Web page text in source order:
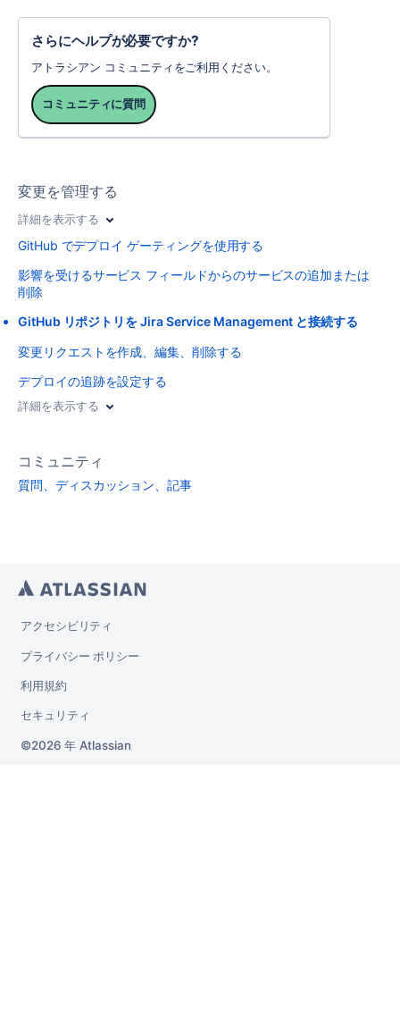
さらにヘルプが必要ですか?
アトラシアン コミュニティをご利用ください。
コミュニティに質問
変更を管理する
詳細を表示する
GitHub でデプロイ ゲーティングを使用する
影響を受けるサービス フィールドからのサービスの追加または
削除
GitHub リポジトリを Jira Service Management と接続する
変更リクエストを作成、編集、削除する
デプロイの追跡を設定する
詳細を表示する
コミュニティ
質問、ディスカッション、記事
アクセシビリティ
プライバシー ポリシー
利用規約
セキュリティ
2026 年 Atlassian